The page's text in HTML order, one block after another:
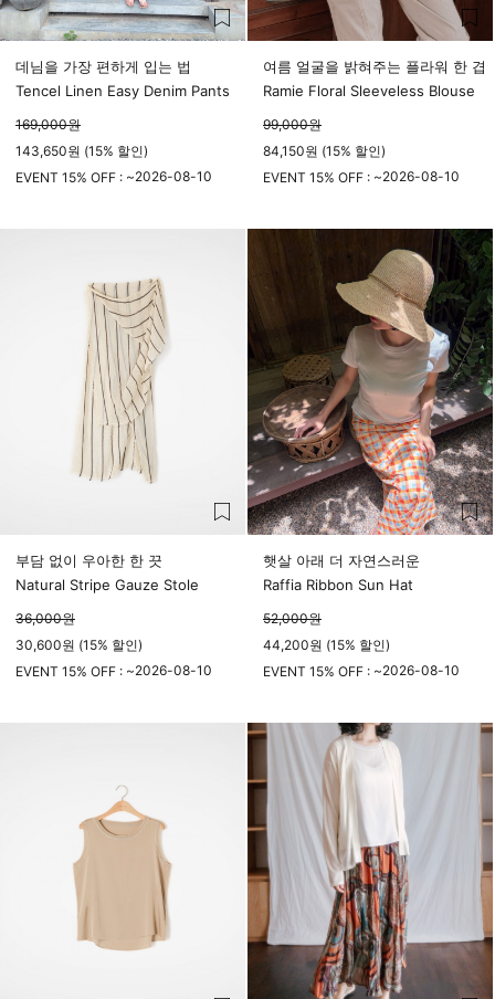
데님을 가장 편하게 입는 법
Tencel Linen Easy Denim Pants
169,000원
143,650원 (15% 할인)
EVENT 15% OFF : ~2026-08-10
여름 얼굴을 밝혀주는 플라워 한 겹
Ramie Floral Sleeveless Blouse
99,000원
84,150원 (15% 할인)
EVENT 15% OFF : ~2026-08-10
부담 없이 우아한 한 끗
Natural Stripe Gauze Stole
36,000원
30,600원 (15% 할인)
EVENT 15% OFF : ~2026-08-10
햇살 아래 더 자연스러운
Raffia Ribbon Sun Hat
52,000원
44,200원 (15% 할인)
EVENT 15% OFF : ~2026-08-10